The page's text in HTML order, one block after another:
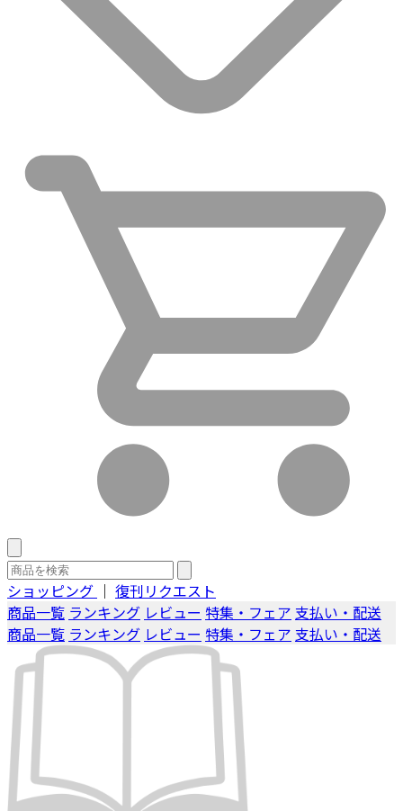
ショッピング ｜ 復刊リクエスト
商品一覧 ランキング レビュー 特集・フェア 支払い・配送
商品一覧 ランキング レビュー 特集・フェア 支払い・配送